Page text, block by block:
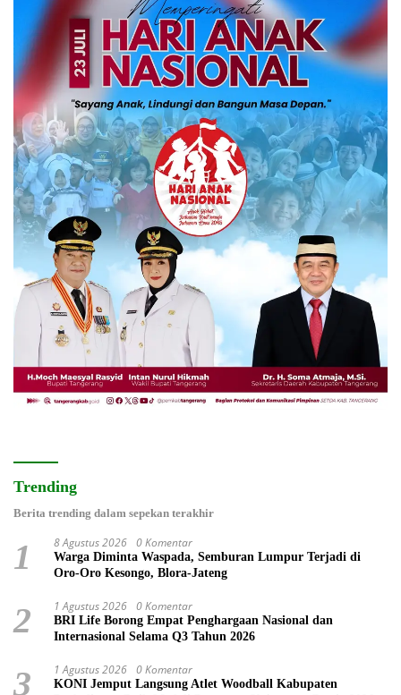
Trending
Berita trending dalam sepekan terakhir
1 8 Agustus 2026 0 Komentar
Warga Diminta Waspada, Semburan Lumpur Terjadi di
Oro-Oro Kesongo, Blora-Jateng
2 1 Agustus 2026 0 Komentar
BRI Life Borong Empat Penghargaan Nasional dan
Internasional Selama Q3 Tahun 2026
3 1 Agustus 2026 0 Komentar
KONI Jemput Langsung Atlet Woodball Kabupaten